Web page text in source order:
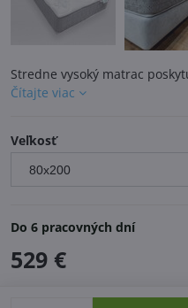
Stredne vysoký matrac
Čítajte viac
Veľkosť
Do 6 pracovných dní
529 €